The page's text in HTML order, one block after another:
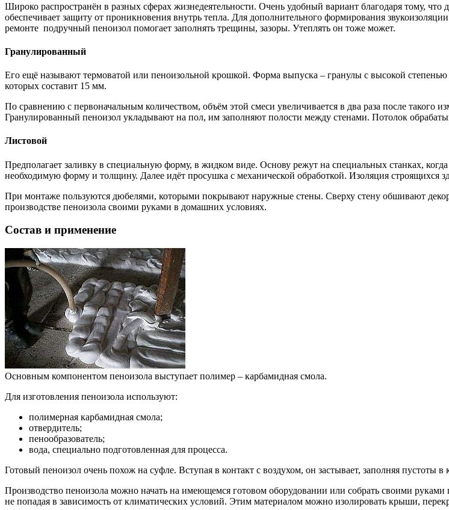
Широко распространён в разных сферах жизнедеятельности. Очень удобный вариант благодаря тому,
обеспечивает защиту от проникновения внутрь тепла. Для дополнительного формирования
ремонте подручный пеноизол помогает заполнять трещины, зазоры. Утеплять он тоже может.
Гранулированный
Его ещё называют термоватой или пеноизольной крошкой. Форма выпуска – гранулы с высокой
которых составит 15 мм.
По сравнению с первоначальным количеством, объём этой смеси увеличивается в два раза после
Гранулированный пеноизол укладывают на пол, им заполняют полости между стенами. Потолок
Листовой
Предполагает заливку в специальную форму, в жидком виде. Основу режут на специальных станках,
необходимую форму и толщину. Далее идёт просушка с механической обработкой. Изоляция строящихся
При монтаже пользуются дюбелями, которыми покрывают наружные стены. Сверху стену обшивают
производстве пеноизола своими руками в домашних условиях.
Состав и применение
Основным компонентом пеноизола выступает полимер – карбамидная смола.
Для изготовления пеноизола используют:
полимерная карбамидная смола;
отвердитель;
пенообразователь;
вода, специально подготовленная для процесса.
Готовый пеноизол очень похож на суфле. Вступая в контакт с воздухом, он застывает, заполняя
Производство пеноизола можно начать на имеющемся готовом оборудовании или собрать своими
не попадая в зависимость от климатических условий. Этим материалом можно изолировать крыши,